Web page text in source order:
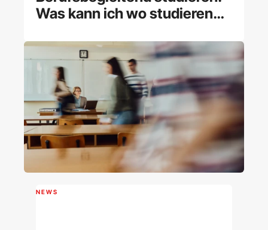
Was kann ich wo studieren
NEWS